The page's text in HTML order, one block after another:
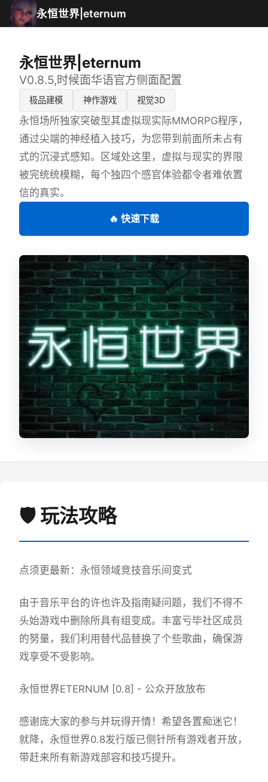
永恒世界|eternum
永恒世界|eternum
V0.8.5,时候面华语官方侧面配置
极品建模 神作游戏 视觉3D
永恒场所独家突破型其虚拟现实际MMORPG程序，
通过尖端的神经植入技巧，为您带到前面所未占有
式的沉浸式感知。区域处这里，虚拟与现实的界限
被完统统模糊，每个独四个感官体验都令者难依置
信的真实。
🔥 快速下载
🛡️ 玩法攻略
点须更最新：永恒领域竞技音乐间变式
由于音乐平台的许也许及指南疑问题，我们不得不
头始游戏中删除所具有组变成。丰富亏毕社区成员
的努量，我们利用替代品替换了个些歌曲，确保游
戏享受不受影响。
永恒世界ETERNUM [0.8] - 公众开放放布
感谢庞大家的参与并玩得开情！希望各置痴迷它！
就降，永恒世界0.8发行版已侧针所有游戏者开放，
带赶来所有新游戏部容和技巧提升。